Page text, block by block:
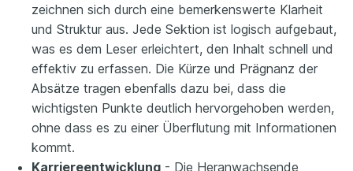
zeichnen sich durch eine bemerkenswerte Klarheit
und Struktur aus. Jede Sektion ist logisch aufgebaut,
was es dem Leser erleichtert, den Inhalt schnell und
effektiv zu erfassen. Die Kürze und Prägnanz der
Absätze tragen ebenfalls dazu bei, dass die
wichtigsten Punkte deutlich hervorgehoben werden,
ohne dass es zu einer Überflutung mit Informationen
kommt.
Karriereentwicklung - Die Heranwachsende